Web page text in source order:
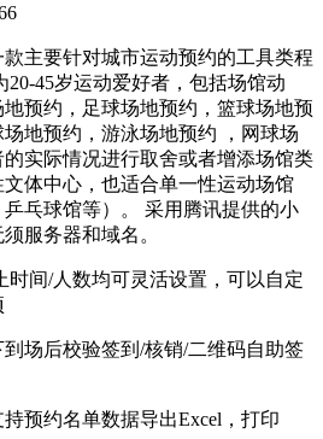
主要针对城市运动预约的工具类程
20-45岁运动爱好者，包括场馆动
预约，足球场地预约，篮球场地预
地预约，游泳场地预约 ，网球场
实际情况进行取舍或者增添场馆类
体中心，也适合单一性运动场馆
乒乓球馆等）。 采用腾讯提供的小
服务器和域名。
时间/人数均可灵活设置，可以自定
场后校验签到/核销/二维码自助签
预约名单数据导出Excel，打印